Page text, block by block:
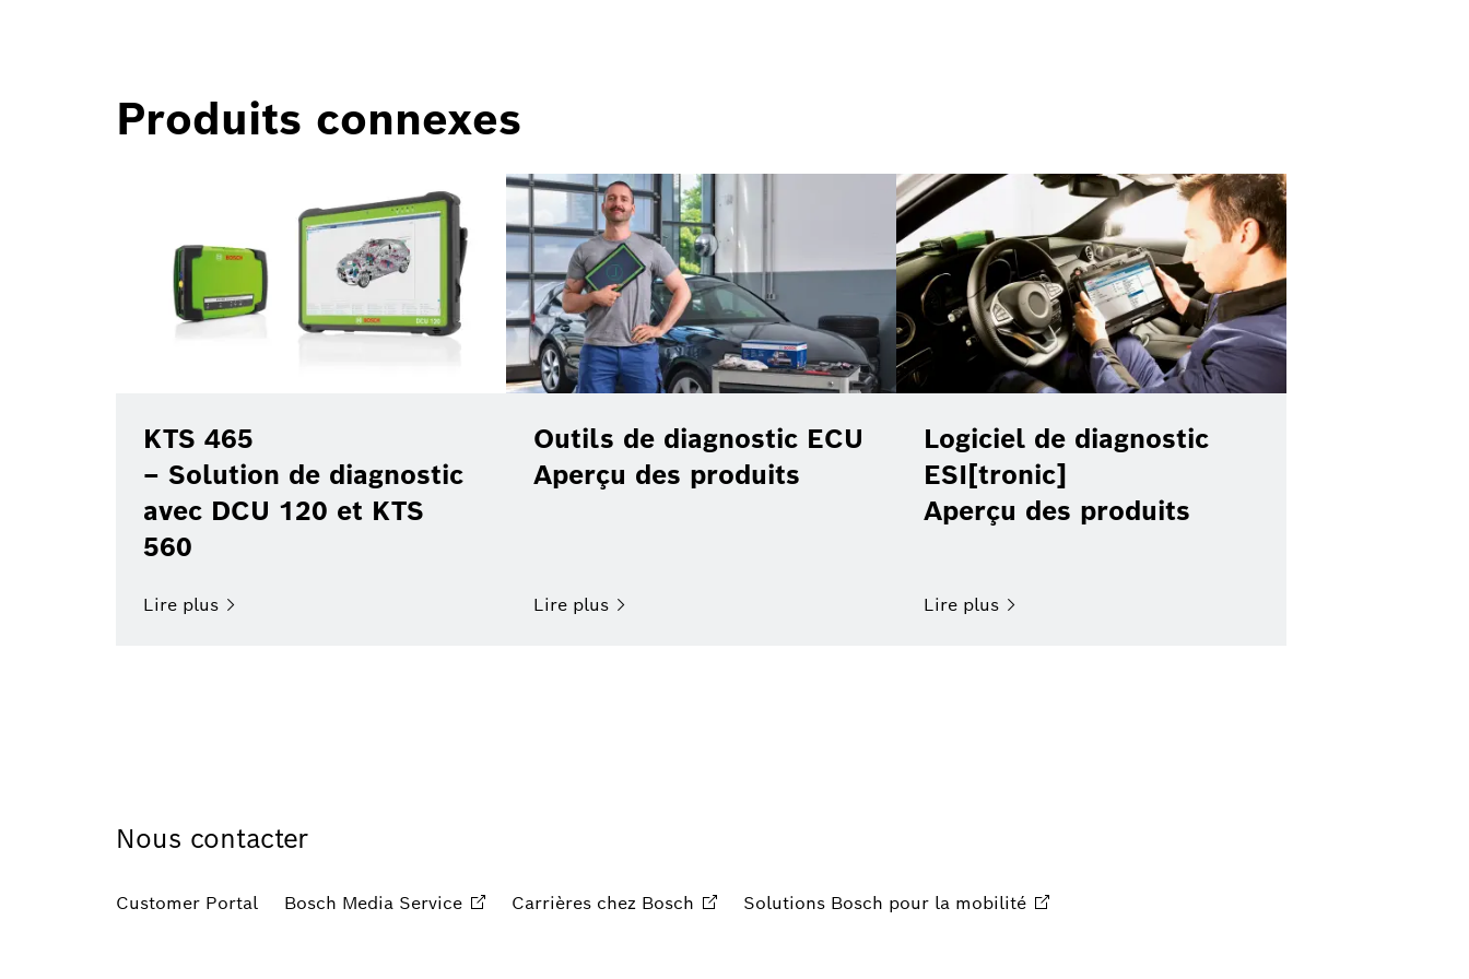
Produits connexes
KTS 465
– Solution de diagnostic
avec DCU 120 et KTS
560
Lire plus
Outils de diagnostic ECU
Aperçu des produits
Lire plus
Logiciel de diagnostic
ESI[tronic]
Aperçu des produits
Lire plus
Nous contacter
Customer Portal Bosch Media Service Carrières chez Bosch Solutions Bosch pour la mobilité